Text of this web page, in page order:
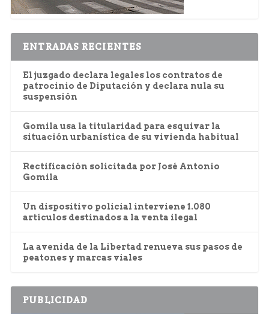
ENTRADAS RECIENTES
El juzgado declara legales los contratos de
patrocinio de Diputación y declara nula su
suspensión
Gomila usa la titularidad para esquivar la
situación urbanística de su vivienda habitual
Rectificación solicitada por José Antonio
Gomila
Un dispositivo policial interviene 1.080
artículos destinados a la venta ilegal
La avenida de la Libertad renueva sus pasos de
peatones y marcas viales
PUBLICIDAD